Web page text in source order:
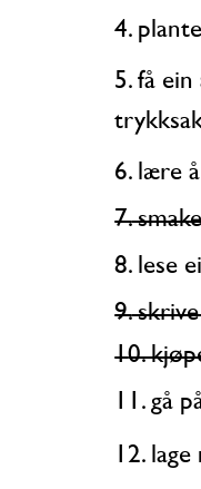
4.
5. få ein av mine illustrasjonar publisert i ein
6. lære
7.
8. lese
9.
10.
11. gå
12.